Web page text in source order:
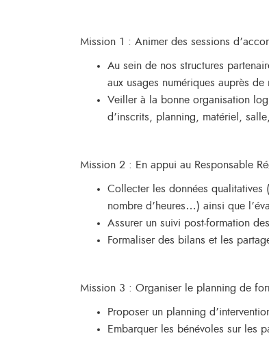
Mission 1 : Animer des sessions
Au sein de nos structures
aux usages numériques auprès
Veiller à la bonne organisation
d’inscrits, planning, matériel,
Mission 2 : En appui au Responsable
Collecter les données
nombre d’heures…) ainsi que
Assurer un suivi post-formation
Formaliser des bilans et les
Mission 3 : Organiser le planning de
Proposer un planning
Embarquer les bénévoles sur les